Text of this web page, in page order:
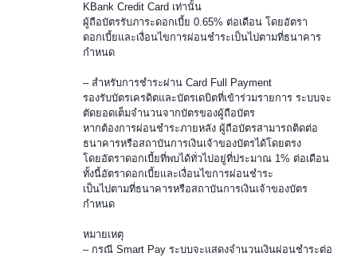
KBank Credit Card เท่านั้น
ผู้ถือบัตรรับภาระดอกเบี้ย 0.65% ต่อเดือน โดยอัตรา
ดอกเบี้ยและเงื่อนไขการผ่อนชำระเป็นไปตามที่ธนาคาร
กำหนด
– สำหรับการชำระผ่าน Card Full Payment
รองรับบัตรเครดิตและบัตรเดบิตที่เข้าร่วมรายการ ระบบจะ
ตัดยอดเต็มจำนวนจากบัตรของผู้ถือบัตร
หากต้องการผ่อนชำระภายหลัง ผู้ถือบัตรสามารถติดต่อ
ธนาคารหรือสถาบันการเงินเจ้าของบัตรได้โดยตรง
โดยอัตราดอกเบี้ยที่พบได้ทั่วไปอยู่ที่ประมาณ 1% ต่อเดือน
ทั้งนี้อัตราดอกเบี้ยและเงื่อนไขการผ่อนชำระ
เป็นไปตามที่ธนาคารหรือสถาบันการเงินเจ้าของบัตร
กำหนด
หมายเหตุ
– กรณี Smart Pay ระบบจะแสดงจำนวนเงินผ่อนชำระต่อ